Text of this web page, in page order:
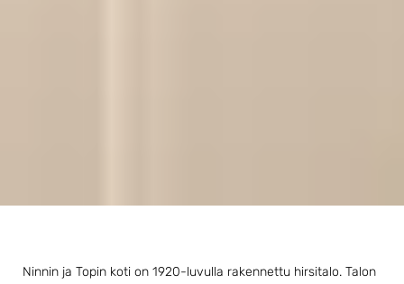
Ninnin ja Topin koti on 1920-luvulla rakennettu hirsitalo. Talon